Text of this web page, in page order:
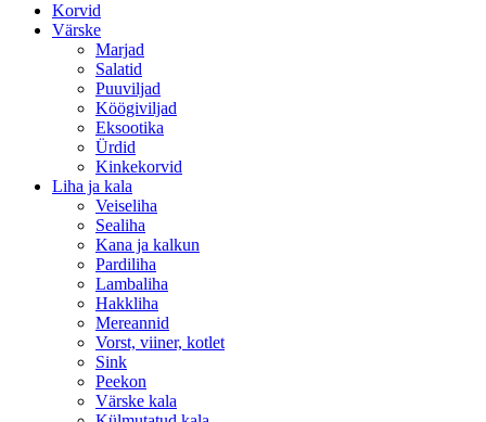
Korvid
Värske
Marjad
Salatid
Puuviljad
Köögiviljad
Eksootika
Ürdid
Kinkekorvid
Liha ja kala
Veiseliha
Sealiha
Kana ja kalkun
Pardiliha
Lambaliha
Hakkliha
Mereannid
Vorst, viiner, kotlet
Sink
Peekon
Värske kala